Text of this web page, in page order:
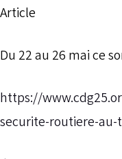
Article
Du 22 au 26 mai ce
https://
securite-routiere-